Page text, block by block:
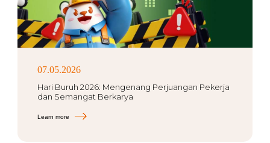
07.05.2026
Hari Buruh 2026: Mengenang Perjuangan Pekerja
dan Semangat Berkarya
Learn more